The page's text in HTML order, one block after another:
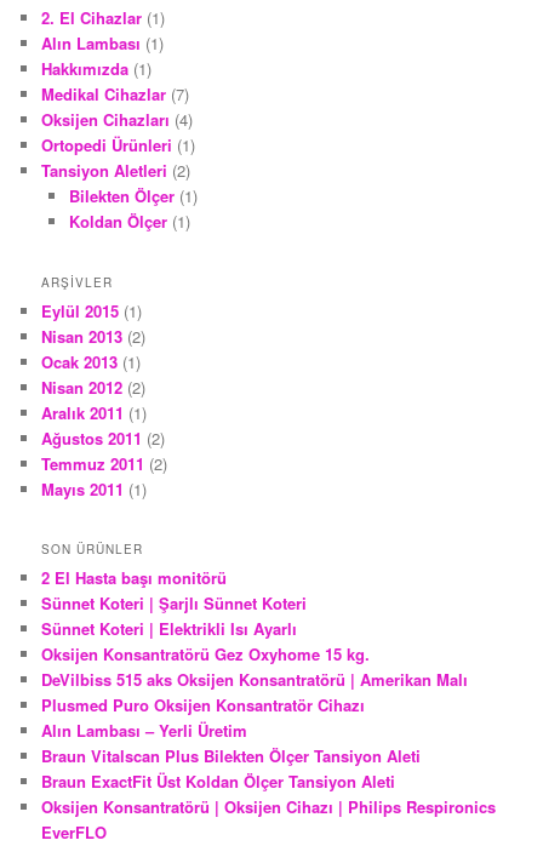
2. El Cihazlar (1)
Alın Lambası (1)
Hakkımızda (1)
Medikal Cihazlar (7)
Oksijen Cihazları (4)
Ortopedi Ürünleri (1)
Tansiyon Aletleri (2)
Bilekten Ölçer(1)
Koldan Ölçer(1)
ARŞIVLER
Eylül 2015 (1)
Nisan 2013 (2)
Ocak 2013 (1)
Nisan 2012 (2)
Aralık 2011 (1)
Ağustos 2011 (2)
Temmuz 2011 (2)
Mayıs 2011 (1)
SON ÜRÜNLER
2 El Hasta başı monitörü
Sünnet Koteri | Şarjlı Sünnet Koteri
Sünnet Koteri | Elektrikli Isı Ayarlı
Oksijen Konsantratörü Gez Oxyhome 15 kg.
DeVilbiss 515 aks Oksijen Konsantratörü | Amerikan Malı
Plusmed Puro Oksijen Konsantratör Cihazı
Alın Lambası – Yerli Üretim
Braun Vitalscan Plus Bilekten Ölçer Tansiyon Aleti
Braun ExactFit Üst Koldan Ölçer Tansiyon Aleti
Oksijen Konsantratörü | Oksijen Cihazı | Philips Respironics
EverFLO